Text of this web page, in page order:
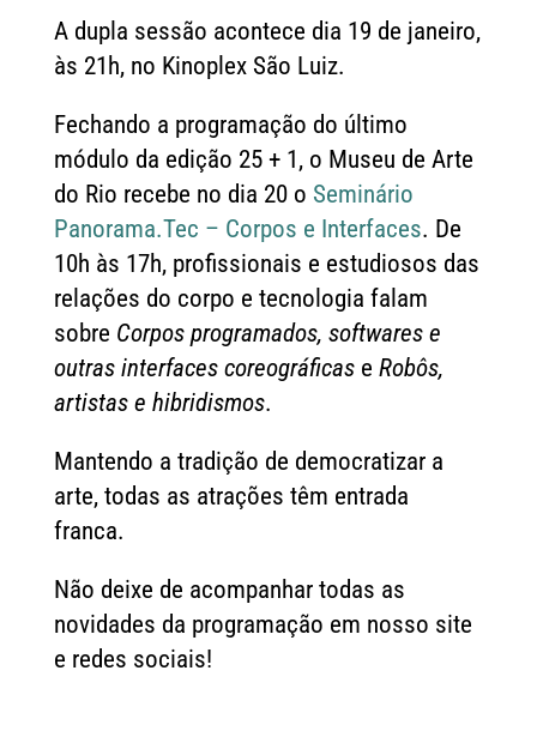
A dupla sessão acontece dia 19 de janeiro,
às 21h, no Kinoplex São Luiz.
Fechando a programação do último
módulo da edição 25 + 1, o Museu de Arte
do Rio recebe no dia 20 o Seminário
Panorama.Tec – Corpos e Interfaces. De
10h às 17h, profissionais e estudiosos das
relações do corpo e tecnologia falam
sobre Corpos programados, softwares e
outras interfaces coreográficase Robôs,
artistas e hibridismos.
Mantendo a tradição de democratizar a
arte, todas as atrações têm entrada
franca.
Não deixe de acompanhar todas as
novidades da programação em nosso site
e redes sociais!